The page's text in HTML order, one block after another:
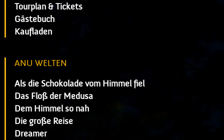
Tourplan & Tickets
Gästebuch
Kaufladen
ANU WELTEN
Als die Schokolade vom Himmel fiel
Das Floß der Medusa
Dem Himmel so nah
Die große Reise
Dreamer